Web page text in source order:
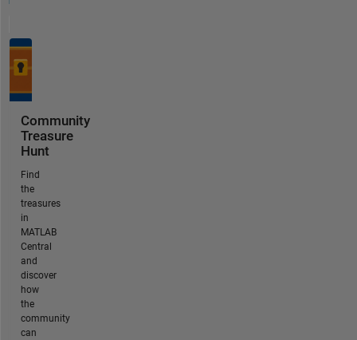
Community
Treasure
Hunt
Find
the
treasures
in
MATLAB
Central
and
discover
how
the
community
can